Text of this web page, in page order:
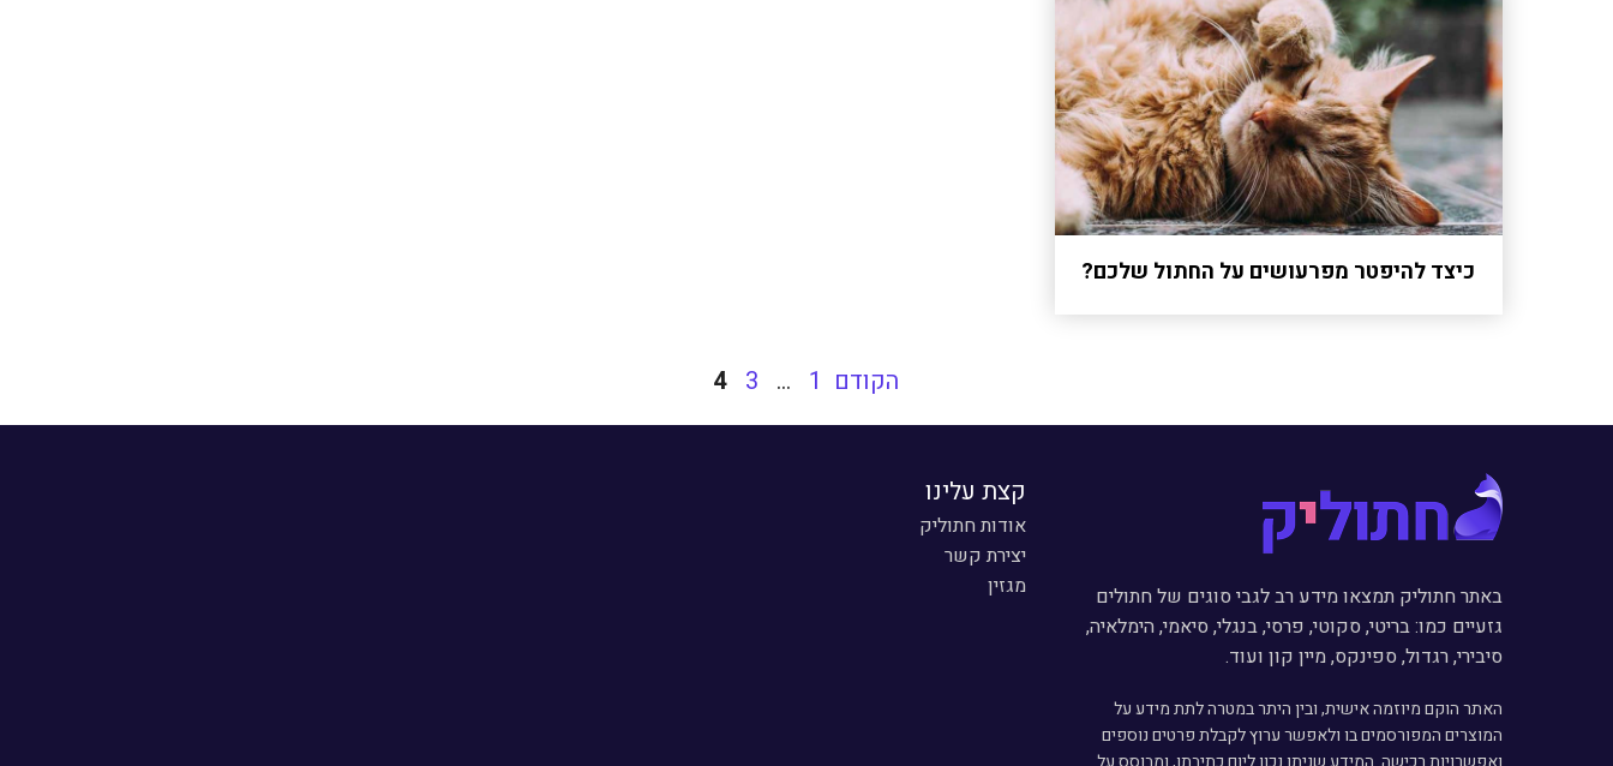
כיצד להיפטר מפרעושים על החתול שלכם?
הקודם 1
…
3 עמוד
4
באתר חתוליק תמצאו מידע רב לגבי סוגים של חתולים
גזעיים כמו: בריטי, סקוטי, פרסי, בנגלי, סיאמי, הימלאיה,
סיבירי, רגדול, ספינקס, מיין קון ועוד.
האתר הוקם מיוזמה אישית, ובין היתר במטרה לתת מידע על
המוצרים המפורסמים בו ולאפשר ערוץ לקבלת פרטים נוספים
קצת עלינו
אודות חתוליק
יצירת קשר
מגזין